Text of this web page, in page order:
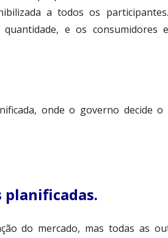
a todos os
e os consumidores
onde o governo decide o
planificadas.
do mercado, mas todas as